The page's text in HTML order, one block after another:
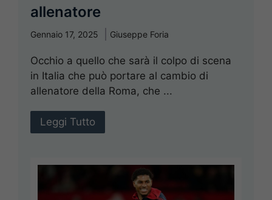
allenatore
Gennaio 17, 2025 Giuseppe Foria
Occhio a quello che sarà il colpo di scena
in Italia che può portare al cambio di
allenatore della Roma, che ...
Leggi Tutto